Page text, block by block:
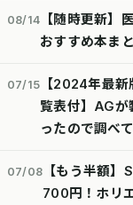
08/14
【随時更新】
おすすめ本ま
07/15
【2024年最
覧表付】AGが
ったので調べ
07/08
【もう半額
700円！ホリ